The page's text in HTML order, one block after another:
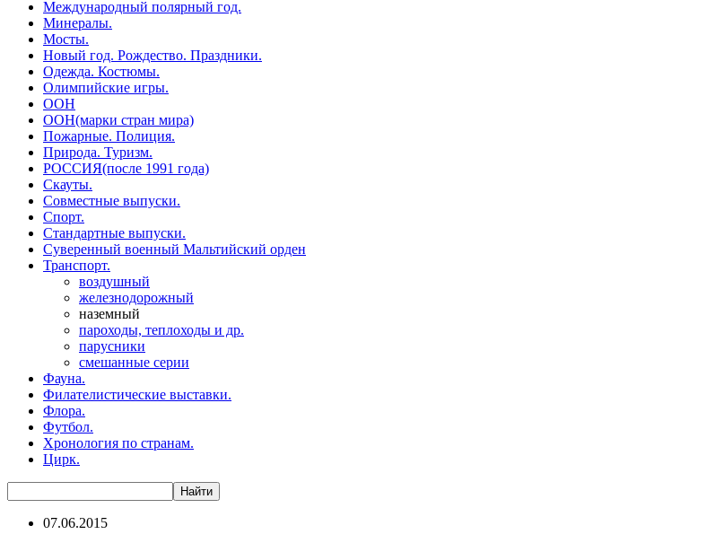
Международный полярный год.
Минералы.
Мосты.
Новый год. Рождество. Праздники.
Одежда. Костюмы.
Олимпийские игры.
ООН
ООН(марки стран мира)
Пожарные. Полиция.
Природа. Туризм.
РОССИЯ(после 1991 года)
Скауты.
Совместные выпуски.
Спорт.
Стандартные выпуски.
Суверенный военный Мальтийский орден
Транспорт.
воздушный
железнодорожный
наземный
пароходы, теплоходы и др.
парусники
смешанные серии
Фауна.
Филателистические выставки.
Флора.
Футбол.
Хронология по странам.
Цирк.
07.06.2015